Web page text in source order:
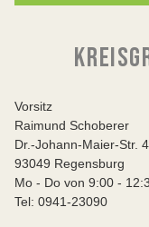
Vorsitz
Raimund Schoberer
Dr.-Johann-Maier-Str. 4
93049 Regensburg
Mo - Do von 9:00 -
Tel: 0941-23090